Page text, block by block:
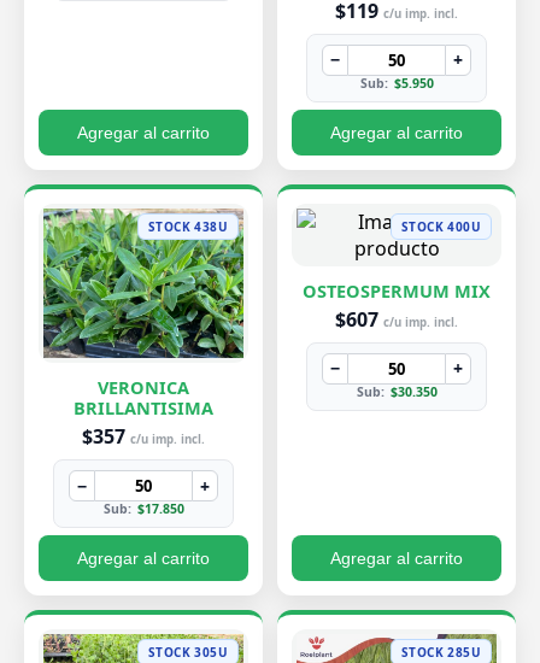
Agregar al carrito
$119 c/u imp. incl.
− +
Sub: $5.950
Agregar al carrito
STOCK 438U
VERONICA
BRILLANTISIMA
$357 c/u imp. incl.
− +
Sub: $17.850
Agregar al carrito
STOCK 400U
OSTEOSPERMUM MIX
$607 c/u imp. incl.
− +
Sub: $30.350
Agregar al carrito
STOCK 305U STOCK 285U